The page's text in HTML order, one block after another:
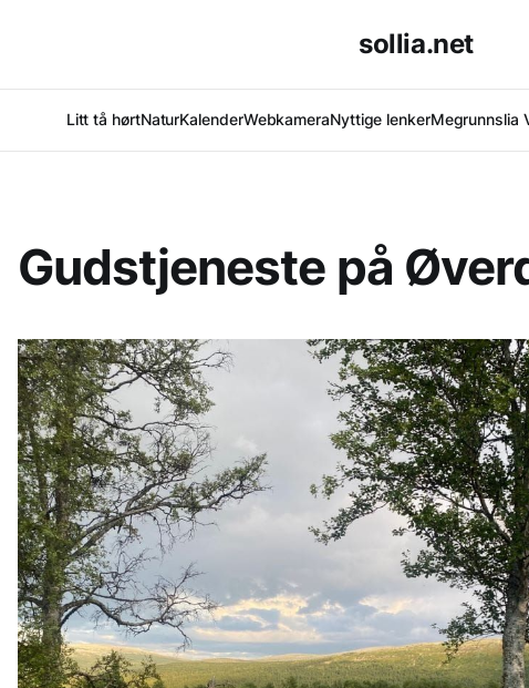
sollia.net
Litt tå hørtNaturKalenderWebkameraNyttige lenkerMegrunnslia
Gudstjeneste på